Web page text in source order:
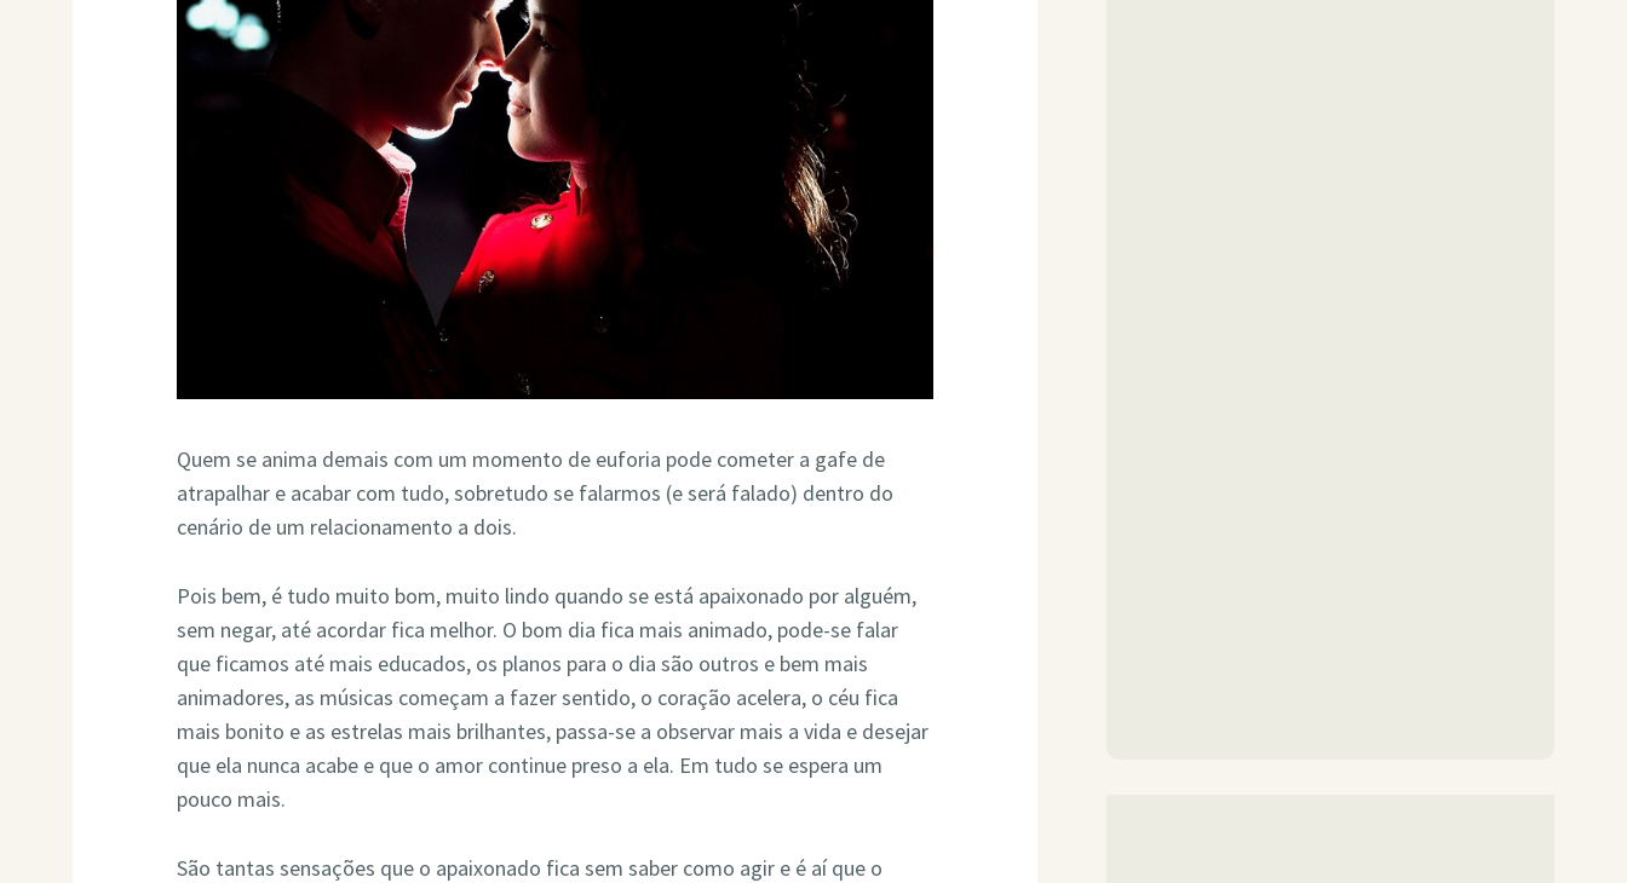
Quem se anima demais com um momento de euforia pode cometer a gafe de
atrapalhar e acabar com tudo, sobretudo se falarmos (e será falado) dentro do
cenário de um relacionamento a dois.
Pois bem, é tudo muito bom, muito lindo quando se está apaixonado por alguém,
sem negar, até acordar fica melhor. O bom dia fica mais animado, pode-se falar
que ficamos até mais educados, os planos para o dia são outros e bem mais
animadores, as músicas começam a fazer sentido, o coração acelera, o céu fica
mais bonito e as estrelas mais brilhantes, passa-se a observar mais a vida e desejar
que ela nunca acabe e que o amor continue preso a ela. Em tudo se espera um
pouco mais.
São tantas sensações que o apaixonado fica sem saber como agir e é aí que o